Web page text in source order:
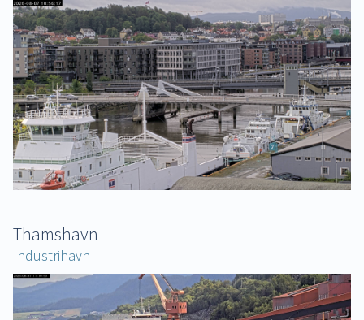
Thamshavn
Industrihavn